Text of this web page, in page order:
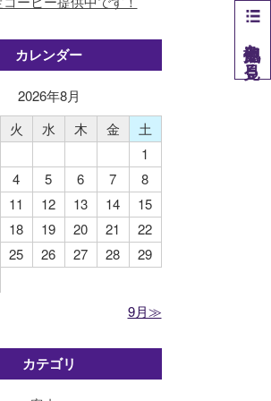
カレンダー
2026年8月
火 水 木 金
土
1
4 5 6 7
8
11 12 13 14
15
18 19 20 21
22
25 26 27 28
29
9月≫
カテゴリ
他拠点を見る